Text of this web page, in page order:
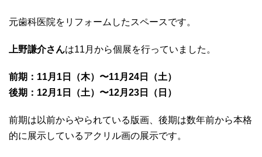
元歯科医院をリフォームしたスペースです。
上野謙介さんは11月から個展を行っていました。
前期：11月1日（木）〜11月24日（土）
後期：12月1日（土）〜12月23日（日）
前期は以前からやられている版画、後期は数年前から本格
的に展示しているアクリル画の展示です。